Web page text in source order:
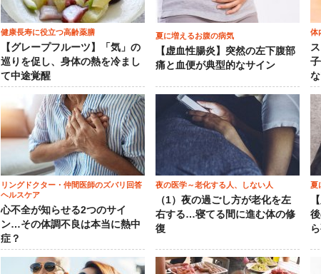
健康長寿に役立つ高齢薬膳
【グレープフルーツ】「気」の
巡りを促し、身体の熱を冷まし
て中途覚醒
夏に増えるお腹の病気
【虚血性腸炎】突然の左下腹部
痛と血便が典型的なサイン
体
リングドクター・仲間医師のズバリ回答
ヘルスケア
心不全が知らせる2つのサイ
ン…その体調不良は本当に熱中
症？
夜の医学～老化する人、しない人
（1）夜の過ごし方が老化を左
右する…寝てる間に進む体の修
復
夏